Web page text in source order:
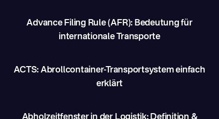
Advance Filing Rule (AFR): Bedeutung für
internationale Transporte
ACTS: Abrollcontainer-Transportsystem einfach
erklärt
Abholzeitfenster in der Logistik: Definition &